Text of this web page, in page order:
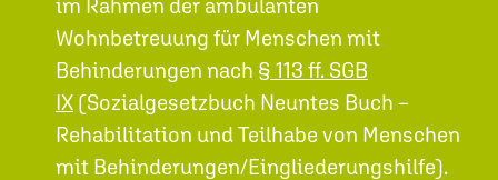
im Rahmen der ambulanten
Wohnbetreuung für Menschen mit
Behinderungen nach § 113 ff. SGB
IX (Sozialgesetzbuch Neuntes Buch –
Rehabilitation und Teilhabe von Menschen
mit Behinderungen/Eingliederungshilfe).